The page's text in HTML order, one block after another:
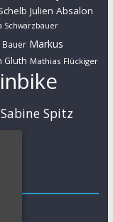
Julien Absalon
Schwarzbauer
Bauer Markus
Gluth Mathias Flückiger
Sabine Spitz